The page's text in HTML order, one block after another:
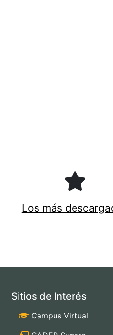
Los más
Sitios de Interés
Campus Virtual